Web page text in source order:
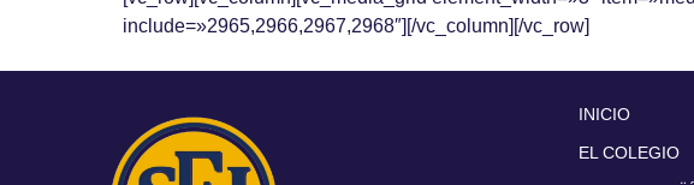
include=»2965,2966,2967,2968″][/vc_column][/vc_row]
INICIO
EL COLEGIO